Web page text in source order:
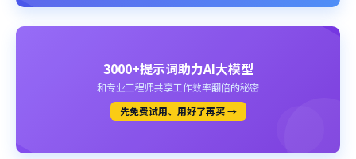
3000+提示词助力AI大模型
和专业工程师共享工作效率翻倍的秘密
先免费试用、用好了再买 →